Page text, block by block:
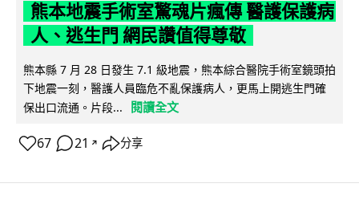
熊本地震手術室驚魂片瘋傳 醫護保護病
人、逃生門 網民讚值得尊敬
熊本縣 7 月 28 日發生 7.1 級地震，熊本綜合醫院手術室鏡頭拍
下地震一刻，醫護人員臨危不亂保護病人，更馬上開逃生門確
保出口流通。片段...
閱讀全文
67 21 ↗ 分享